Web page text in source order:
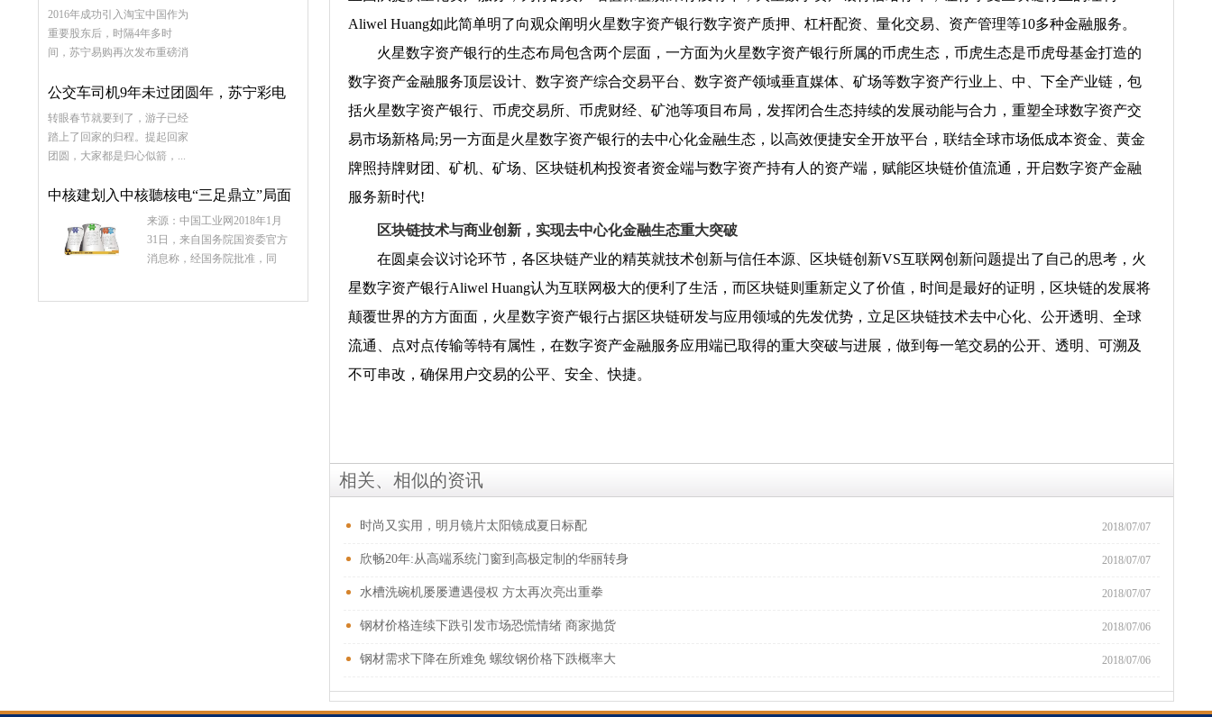
Aliwel Huang如此简单明了向观众阐明火星数字资产银行数字资产质押、杠杆配资、量化交易、资产管理等10多种金融服务。
火星数字资产银行的生态布局包含两个层面，一方面为火星数字资产银行所属的币虎生态，币虎生态是币虎母基金打造的
数字资产金融服务顶层设计、数字资产综合交易平台、数字资产领域垂直媒体、矿场等数字资产行业上、中、下全产业链，包
括火星数字资产银行、币虎交易所、币虎财经、矿池等项目布局，发挥闭合生态持续的发展动能与合力，重塑全球数字资产交
易市场新格局;另一方面是火星数字资产银行的去中心化金融生态，以高效便捷安全开放平台，联结全球市场低成本资金、黄金
牌照持牌财团、矿机、矿场、区块链机构投资者资金端与数字资产持有人的资产端，赋能区块链价值流通，开启数字资产金融
服务新时代!
区块链技术与商业创新，实现去中心化金融生态重大突破
在圆桌会议讨论环节，各区块链产业的精英就技术创新与信任本源、区块链创新VS互联网创新问题提出了自己的思考，火
星数字资产银行Aliwel Huang认为互联网极大的便利了生活，而区块链则重新定义了价值，时间是最好的证明，区块链的发展将
颠覆世界的方方面面，火星数字资产银行占据区块链研发与应用领域的先发优势，立足区块链技术去中心化、公开透明、全球
流通、点对点传输等特有属性，在数字资产金融服务应用端已取得的重大突破与进展，做到每一笔交易的公开、透明、可溯及
不可串改，确保用户交易的公平、安全、快捷。
相关、相似的资讯
时尚又实用，明月镜片太阳镜成夏日标配 2018/07/07
欣畅20年:从高端系统门窗到高极定制的华丽转身 2018/07/07
水槽洗碗机屡屡遭遇侵权 方太再次亮出重拳 2018/07/07
钢材价格连续下跌引发市场恐慌情绪 商家抛货 2018/07/06
钢材需求下降在所难免 螺纹钢价格下跌概率大 2018/07/06
将亮相
2016年成功引入淘宝中国作为
重要股东后，时隔4年多时
间，苏宁易购再次发布重磅消
公交车司机9年未过团圆年，苏宁彩电
助其实现心愿
转眼春节就要到了，游子已经
踏上了回家的归程。提起回家
团圆，大家都是归心似箭，...
中核建划入中核聽核电“三足鼎立”局面
再坐实
来源：中国工业网2018年1月
31日，来自国务院国资委官方
消息称，经国务院批准，同